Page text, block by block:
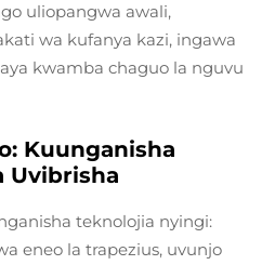
uliopangwa awali,
wa kufanya kazi, ingawa
kwamba chaguo la nguvu
Kuunganisha
Uvibrisha
teknolojia nyingi:
eneo la trapezius, uvunjo